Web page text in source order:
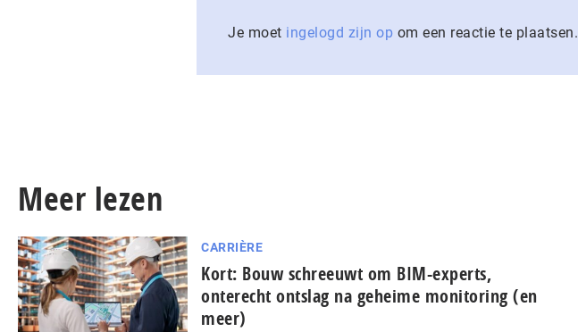
Je moet ingelogd zijn op om een reactie te plaatsen.
Meer lezen
CARRIÈRE
Kort: Bouw schreeuwt om BIM-experts,
onterecht ontslag na geheime monitoring (en
meer)